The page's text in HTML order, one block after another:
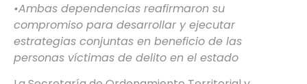
•Ambas dependencias reafirmaron su
compromiso para desarrollar y ejecutar
estrategias conjuntas en beneficio de las
personas víctimas de delito en el estado